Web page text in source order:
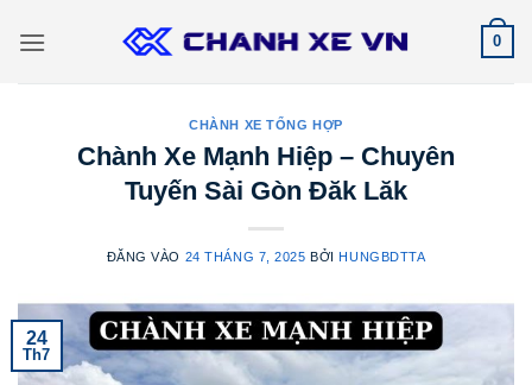
qua
0
CHÀNH XE TỔNG HỢP
Chành Xe Mạnh Hiệp – Chuyên
Tuyến Sài Gòn Đăk Lăk
ĐĂNG VÀO 24 THÁNG 7, 2025 BỞIHUNGBDTTA
24
Th7